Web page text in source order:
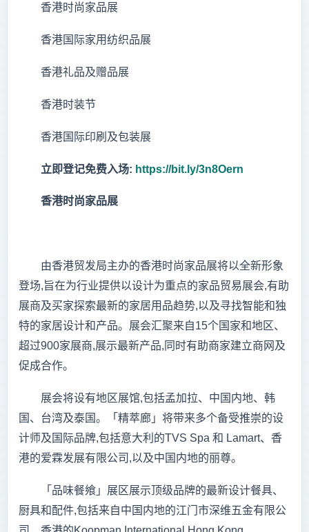
香港时尚家品展
香港国际家用纺织品展
香港礼品及赠品展
香港时装节
香港国际印刷及包装展
立即登记免费入场: https://bit.ly/3n8Oern
香港时尚家品展
由香港贸发局主办的香港时尚家品展将以全新形象
登场,旨在为行业提供以设计为重点的家品贸易展会,有助
展商及买家探索最新的家居用品趋势,以及寻找智能和独
特的家居设计和产品。展会汇聚来自15个国家和地区、
超过900家展商,展示最新产品,同时有助商家建立商网及
促成合作。
展会将设有地区展馆,包括孟加拉、中国内地、韩
国、台湾及泰国。「精萃廊」将带来多个备受推崇的设
计师及国际品牌,包括意大利的TVS Spa 和 Lamart、香
港的爱霖发展有限公司,以及中国内地的丽尊。
「品味餐飨」展区展示顶级品牌的最新设计餐具、
厨具和配件,包括来自中国内地的江门市深维五金有限公